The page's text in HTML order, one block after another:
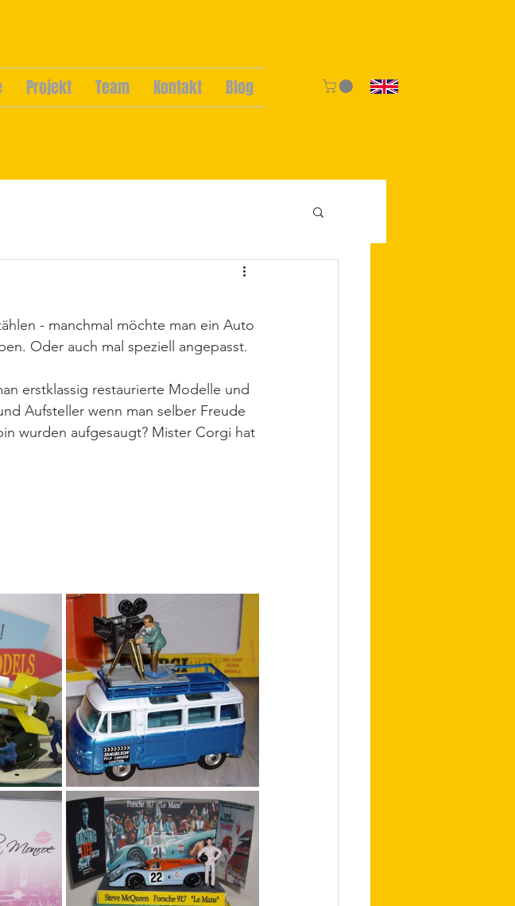
Projekt Team Kontakt Blog
- manchmal möchte man ein Auto
Oder auch mal speziell angepasst.
erstklassig restaurierte Modelle und
Aufsteller wenn man selber Freude
wurden aufgesaugt? Mister Corgi hat